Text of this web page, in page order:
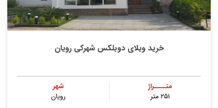
خرید ویلای دوبلکس شهرکی رویان
متــــراژ
۲۵۱ متر
شهر
رویان